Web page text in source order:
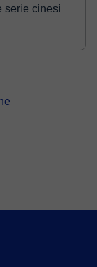
serie cinesi